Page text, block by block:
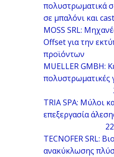
πολυστρωματικά
σε μπαλόνι
MOSS SRL:
Offset για την
MUELLER GMBH:
22
TRIA SPA: Μύλοι
επεξεργασία
22
TECNOFER SRL:
ανακύκλωσης